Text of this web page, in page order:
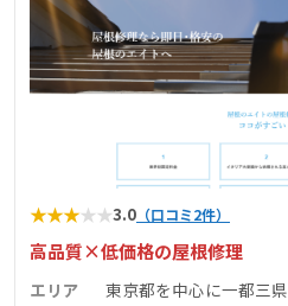
★★★★★3.0 （口コミ2件）
高品質×低価格の屋根修理
エリア
東京都を中心に一都三県